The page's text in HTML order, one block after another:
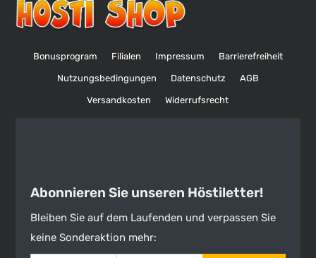
Bonusprogram Filialen Impressum Barrierefreiheit
Nutzungsbedingungen Datenschutz AGB
Versandkosten Widerrufsrecht
Abonnieren Sie unseren Höstiletter!
Bleiben Sie auf dem Laufenden und verpassen Sie
keine Sonderaktion mehr: